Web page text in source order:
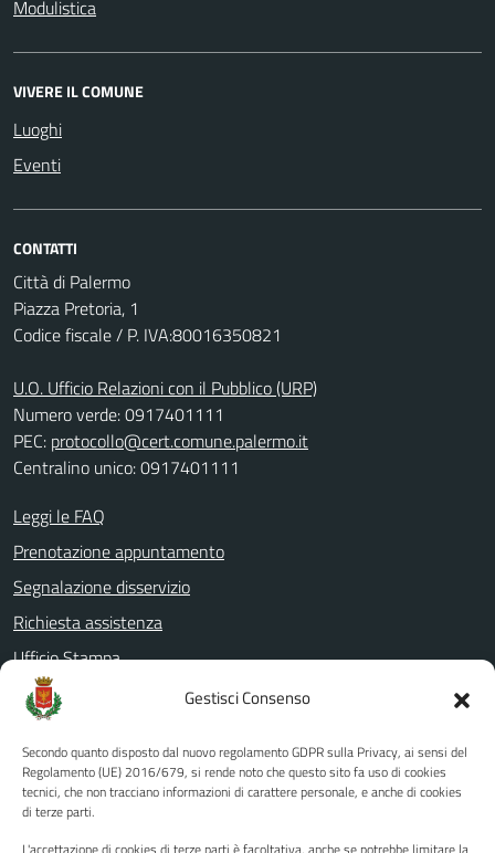
Gestisci Consenso
Secondo quanto disposto dal nuovo regolamento GDPR sulla Privacy, ai sensi del
Regolamento (UE) 2016/679, si rende noto che questo sito fa uso di cookies
tecnici, che non tracciano informazioni di carattere personale, e anche di cookies
di terze parti.
Modulistica
VIVERE IL COMUNE
Luoghi
Eventi
CONTATTI
Città di Palermo
Piazza Pretoria, 1
Codice fiscale / P. IVA:80016350821
U.O. Ufficio Relazioni con il Pubblico (URP)
Numero verde: 0917401111
PEC: protocollo@cert.comune.palermo.it
Centralino unico: 0917401111
Leggi le FAQ
Prenotazione appuntamento
Segnalazione disservizio
Richiesta assistenza
Ufficio Stampa
Amministrazione Trasparente
Albo pretorio
Informativa privacy
Note legali